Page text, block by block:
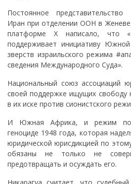
Постоянное представительство
Иран при отделении ООН в
платформе X написало, что
поддерживает инициативу
зверств израильского режима
сведения Международного Суда».
Национальный союз ассоциаций
своей поддержке ищущих
в их иске против сионистского
И Южная Африка, и режим
геноциде 1948 года, которая
юридической юрисдикцией по
обязаны не только не
предотвращать и осуждать его.